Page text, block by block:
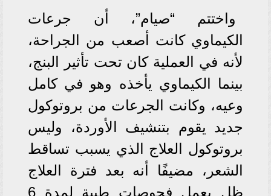
واختتم “صيام”، أن جرعات
الكيماوي كانت أصعب من الجراحة،
لأنه في العملية كان تحت تأثير البنج،
بينما الكيماوي يأخذه وهو في كامل
وعيه، وكانت الجرعات من بروتوكول
جديد يقوم بتنشيف الأوردة، وليس
بروتوكول العلاج الذي يسبب تساقط
الشعر، مضيفًا أنه بعد فترة العلاج
ظل يعمل فحوصات طبية لمدة 6